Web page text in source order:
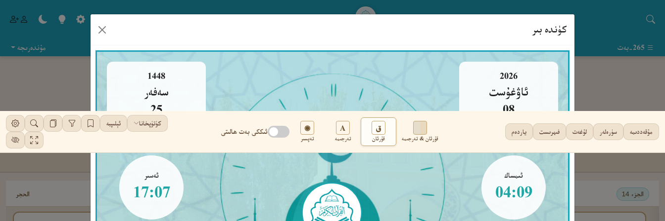
كۈندە بىر
2026
ئاۋغۇست
08
شەنبە
1448
سەفەر
25
شەنبە
ئىمساك
04:09
ئەسىر
17:07
مۇندەرىجە
مۇقەددىمە سۈرەلەر لۇغەت فىھرىست ياردەم
قۇرئان & تەرجىمە
ق
قۇرئان
A
تەرجىمە
◉
تەپسىر
ئىككى بەت ھالىتى
كۈتۈپخانا ئېلىپبە
تەڭشەك
الجزء 14 ‹ ‹ ٢٦٥ › الحجر